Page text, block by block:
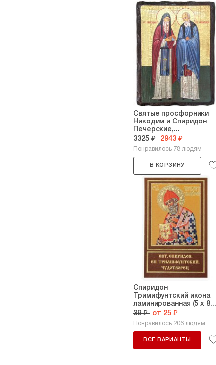
Святые просфорники
Никодим и Спиридон
Печерские,...
3325 ₽ 2943 ₽
Понравилось 78 людям
В КОРЗИНУ
Спиридон
Тримифунтский икона
ламинированная (5 х 8...
39 ₽ от 25 ₽
Понравилось 206 людям
ВСЕ ВАРИАНТЫ